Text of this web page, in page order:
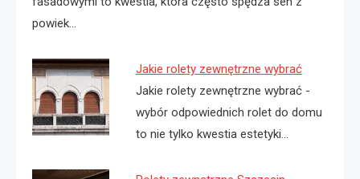
powiek…
Jakie rolety zewnętrzne wybrać
Jakie rolety zewnętrzne wybrać -
wybór odpowiednich rolet do domu
to nie tylko kwestia estetyki…